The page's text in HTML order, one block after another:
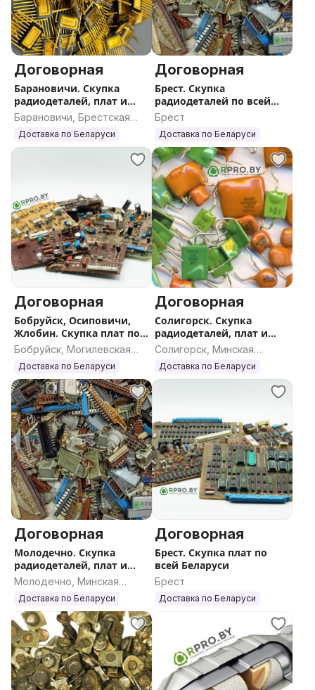
Договорная
Барановичи. Скупка
радиодеталей, плат и
катализаторов по всей
РБ
Барановичи, Брестская
область
Доставка по Беларуси
Договорная
Брест. Скупка
радиодеталей по всей
Беларуси
Брест
Доставка по Беларуси
Договорная
Бобруйск, Осиповичи,
Жлобин. Скупка плат по
всей Беларуси
Бобруйск, Могилевская
область
Доставка по Беларуси
Договорная
Солигорск. Скупка
радиодеталей, плат и
катализаторов по всей
Солигорск, Минская
область
Доставка по Беларуси
Договорная
Молодечно. Скупка
радиодеталей, плат и
катализаторов по всей
Молодечно, Минская
область
Доставка по Беларуси
Договорная
Брест. Скупка плат по
всей Беларуси
Брест
Доставка по Беларуси